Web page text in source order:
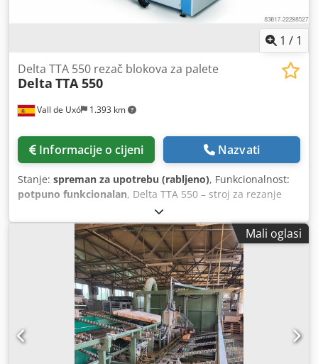
1 / 1
Vall de Uxó 1.393 km
Delta TTA 550 rezač blokova za palete
Delta TTA 550
Informacije o cijeni Nazvati
Stanje: spreman za upotrebu (rabljeno), Funkcionalnost:
potpuno funkcionalan, Delta TTA 550 – stroj za rezanje
blokova paleta Dkedpfozkt R Uex Amnsr Upute za rad
Mali oglasi